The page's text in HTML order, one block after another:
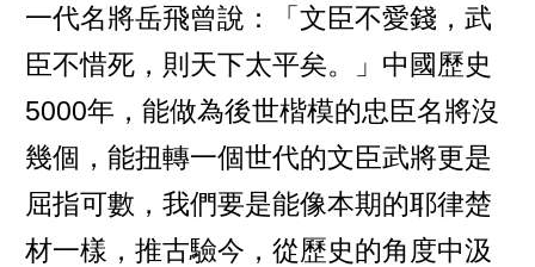
一代名將岳飛曾說：「文臣不愛錢，武
臣不惜死，則天下太平矣。」中國歷史
5000年，能做為後世楷模的忠臣名將沒
幾個，能扭轉一個世代的文臣武將更是
屈指可數，我們要是能像本期的耶律楚
材一樣，推古驗今，從歷史的角度中汲